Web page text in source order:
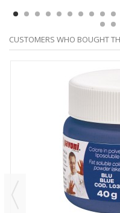
CUSTOMERS WHO BOUGHT